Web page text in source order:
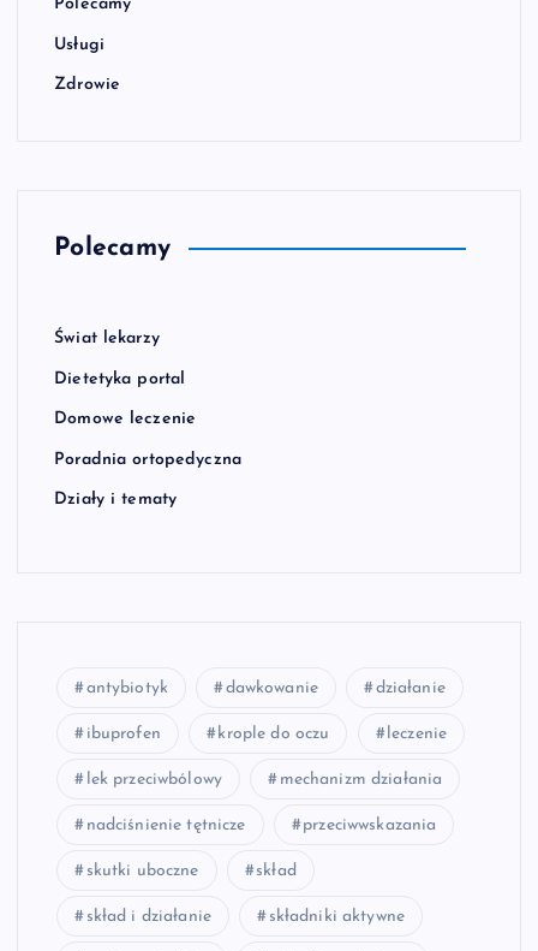
Polecamy
Usługi
Zdrowie
Polecamy
Świat lekarzy
Dietetyka portal
Domowe leczenie
Poradnia ortopedyczna
Działy i tematy
antybiotyk dawkowanie działanie
ibuprofen krople do oczu leczenie
lek przeciwbólowy mechanizm działania
nadciśnienie tętnicze przeciwwskazania
skutki uboczne skład
skład i działanie składniki aktywne